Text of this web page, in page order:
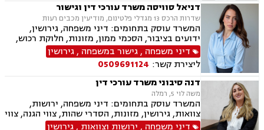
דניאל סוויסה משרד עורכי דין וגישור
שדרות הרכס 13 מגדלי פלטינום, מודיעין מכבים רעות
המשרד עוסק בתחומים: דיני משפחה, גירושין,
ידועים בציבור, הסכמי ממון, מזונות, חלוקת רכוש,
מעמד אישי, תיאום הורי, זמני שהות (החזקת ילדים),
אלימות במשפחה, ניכור הורי, אפוטרופסות, ירושות
וצוואות, גישור במשפחה, ליטיגציה, ייפוי כוח
מתמשך.
דיני משפחה ,גישור במשפחה ,גירושין
ליצירת קשר: 0509691124
דנה סיבוני משרד עורכי דין
משה לוי 5, רמלה
המשרד עוסק בתחומים: דיני משפחה, ירושות,
צוואות, גירושין, מזונות, הסדרי שהות, צווי הגנה, צווי
מניעה, הסכמי ממון, עריכת הסכמים משפטיים,
דיני משפחה , ירושות וצוואות ,גירושין